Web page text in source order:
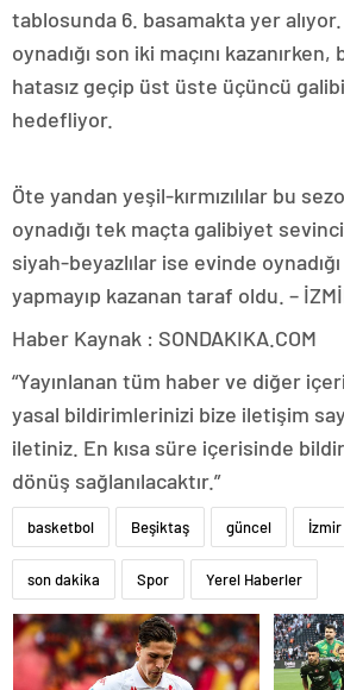
tablosunda 6. basamakta yer
oynadığı son iki maçını kazanırken,
hatasız geçip üst üste üçüncü
hedefliyor.
Öte yandan yeşil-kırmızılılar bu
oynadığı tek maçta galibiyet
siyah-beyazlılar ise evinde
yapmayıp kazanan taraf oldu. –
Haber Kaynak : SONDAKIKA.COM
“Yayınlanan tüm haber ve diğer
yasal bildirimlerinizi bize iletişim
iletiniz. En kısa süre içerisinde
dönüş sağlanılacaktır.”
basketbol Beşiktaş güncel İzmir
son dakika Spor Yerel Haberler